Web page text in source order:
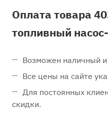
Оплата товара
топливный
Возможен наличный
Все цены на сайте
Для постоянных
скидки.